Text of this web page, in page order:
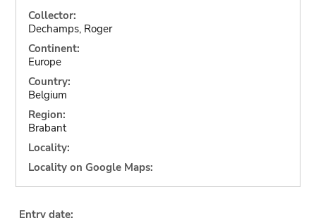
Collector:
Dechamps, Roger
Continent:
Europe
Country:
Belgium
Region:
Brabant
Locality:
Locality on Google Maps:
Entry date: